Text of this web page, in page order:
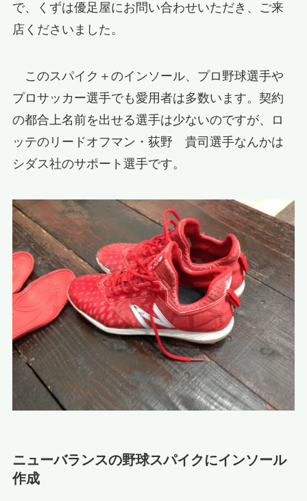
で、くずは優足屋にお問い合わせいただき、ご来
店くださいました。
このスパイク＋のインソール、プロ野球選手や
プロサッカー選手でも愛用者は多数います。契約
の都合上名前を出せる選手は少ないのですが、ロ
ッテのリードオフマン・荻野 貴司選手なんかは
シダス社のサポート選手です。
ニューバランスの野球スパイクにインソール
作成